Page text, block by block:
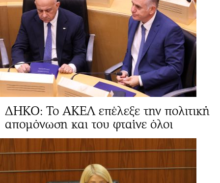
ΔΗΚΟ: Το ΑΚΕΛ επέλεξε την πολιτική
απομόνωση και του φταίνε όλοι